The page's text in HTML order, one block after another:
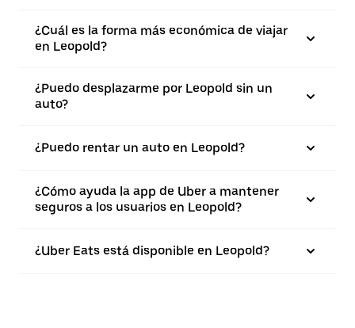
¿Cuál es la forma más económica de viajar
en Leopold?
¿Puedo desplazarme por Leopold sin un
auto?
¿Puedo rentar un auto en Leopold?
¿Cómo ayuda la app de Uber a mantener
seguros a los usuarios en Leopold?
¿Uber Eats está disponible en Leopold?